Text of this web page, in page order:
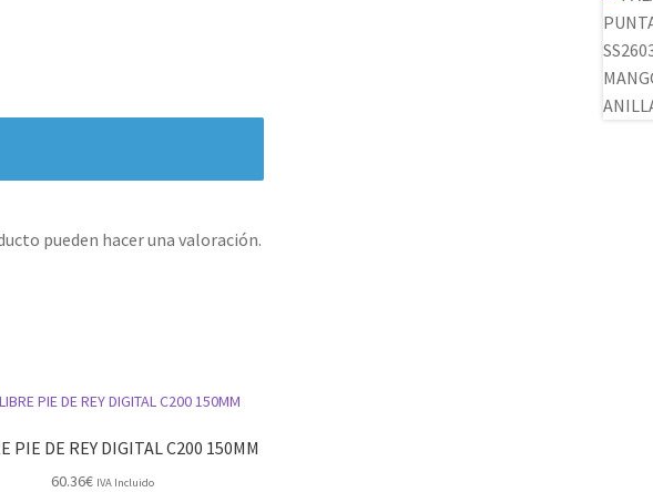
pueden hacer una valoración.
PIE DE REY DIGITAL C200 150MM
60.36€ IVA Incluido